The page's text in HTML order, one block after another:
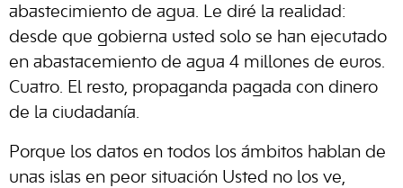
abastecimiento de agua. Le diré la realidad:
desde que gobierna usted solo se han ejecutado
en abastacemiento de agua 4 millones de euros.
Cuatro. El resto, propaganda pagada con dinero
de la ciudadanía.
Porque los datos en todos los ámbitos hablan de
unas islas en peor situación Usted no los ve,